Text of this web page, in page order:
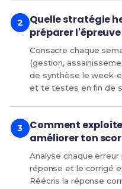
Quelle stratégie
préparer
Consacre chaque
(gestion,
de synthèse le
et te testes en fin de
Comment
améliorer ton
Analyse chaque
réponse et le corrigé
Réécris la réponse